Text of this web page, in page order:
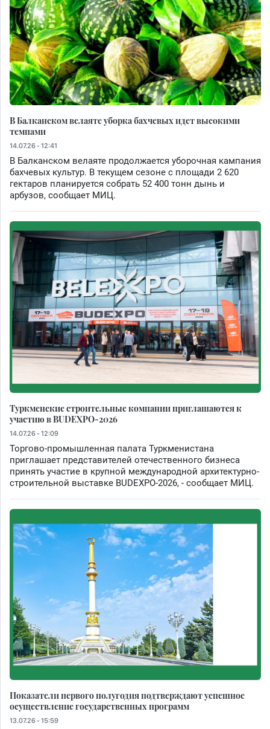
В Балканском велаяте уборка бахчевых идет высокими
темпами
14.07.26 - 12:41
В Балканском велаяте продолжается уборочная кампания
бахчевых культур. В текущем сезоне с площади 2 620
гектаров планируется собрать 52 400 тонн дынь и
арбузов, сообщает МИЦ.
Туркменские строительные компании приглашаются к
участию в BUDEXPO-2026
14.07.26 - 12:09
Торгово-промышленная палата Туркменистана
приглашает представителей отечественного бизнеса
принять участие в крупной международной архитектурно-
строительной выставке BUDEXPO-2026, - сообщает МИЦ.
Показатели первого полугодия подтверждают успешное
осуществление государственных программ
13.07.26 - 15:59